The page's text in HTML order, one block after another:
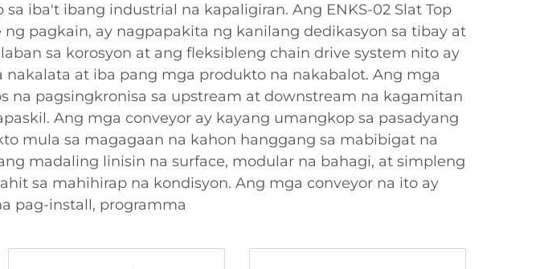
iba't ibang industrial na kapaligiran. Ang ENKS-02 Slat Top
pagkain, ay nagpapakita ng kanilang dedikasyon sa tibay at
sa korosyon at ang fleksibleng chain drive system nito ay
at iba pang mga produkto na nakabalot. Ang mga
pagsingkronisa sa upstream at downstream na kagamitan
Ang mga conveyor ay kayang umangkop sa pasadyang
mula sa magagaan na kahon hanggang sa mabibigat na
madaling linisin na surface, modular na bahagi, at simpleng
sa mahihirap na kondisyon. Ang mga conveyor na ito ay
pag-install, programma